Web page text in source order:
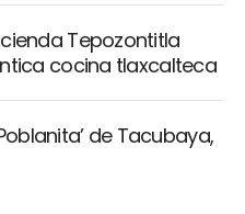
Tepozontitla
cocina tlaxcalteca
de Tacubaya,